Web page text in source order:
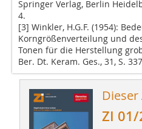
Springer Verlag, Berlin
4.
[3] Winkler, H.G.F. (1954):
Korngrößenverteilung und
Tonen für die Herstellung
Ber. Dt. Keram. Ges., 31, S.
ZI